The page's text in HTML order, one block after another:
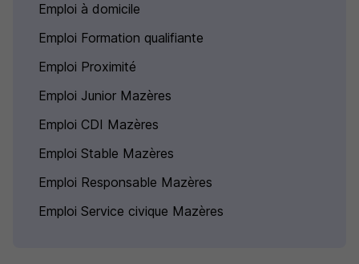
Emploi à domicile
Emploi Formation qualifiante
Emploi Proximité
Emploi Junior Mazères
Emploi CDI Mazères
Emploi Stable Mazères
Emploi Responsable Mazères
Emploi Service civique Mazères